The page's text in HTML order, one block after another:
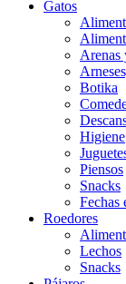
Gatos
Arenas
Botika
Higiene
Piensos
Snacks
Fechas
Roedores
Lechos
Snacks